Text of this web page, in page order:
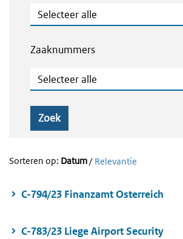
Ministeries
Zaaknummers
Zaaknummers
Zoek
Sorteren op: Datum/ Relevantie
C-794/23 Finanzamt Osterreich
C-783/23 Liege Airport Security